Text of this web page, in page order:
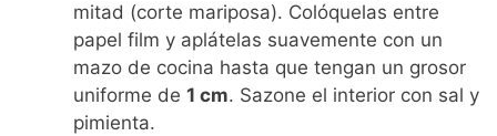
mitad (corte mariposa). Colóquelas entre
papel film y aplátelas suavemente con un
mazo de cocina hasta que tengan un grosor
uniforme de1 cm. Sazone el interior con sal y
pimienta.